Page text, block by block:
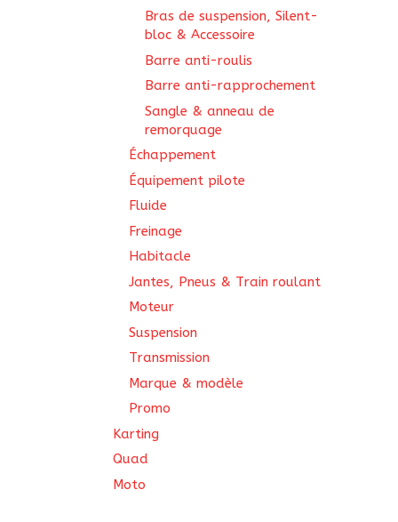
Bras de suspension, Silent-
bloc & Accessoire
Barre anti-roulis
Barre anti-rapprochement
Sangle & anneau de
remorquage
Échappement
Équipement pilote
Fluide
Freinage
Habitacle
Jantes, Pneus & Train roulant
Moteur
Suspension
Transmission
Marque & modèle
Promo
Karting
Quad
Moto